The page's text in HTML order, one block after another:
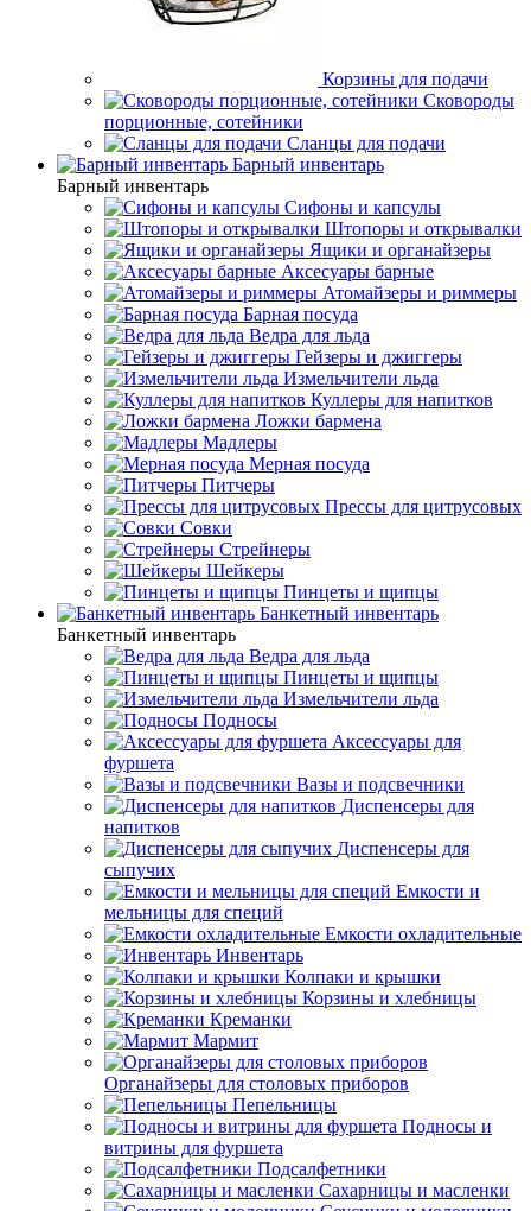
Корзины для подачи
Сковороды
порционные, сотейники
Сланцы для подачи
Барный инвентарь
Барный инвентарь
Сифоны и капсулы
Штопоры и открывалки
Ящики и органайзеры
Аксесуары барные
Атомайзеры и риммеры
Барная посуда
Ведра для льда
Гейзеры и джиггеры
Измельчители льда
Куллеры для напитков
Ложки бармена
Мадлеры
Мерная посуда
Питчеры
Прессы для цитрусовых
Совки
Стрейнеры
Шейкеры
Пинцеты и щипцы
Банкетный инвентарь
Банкетный инвентарь
Ведра для льда
Пинцеты и щипцы
Измельчители льда
Подносы
Аксессуары для
фуршета
Вазы и подсвечники
Диспенсеры для
напитков
Диспенсеры для
сыпучих
Емкости и
мельницы для специй
Емкости охладительные
Инвентарь
Колпаки и крышки
Корзины и хлебницы
Креманки
Мармит
Органайзеры для столовых приборов
Пепельницы
Подносы и
витрины для фуршета
Подсалфетники
Сахарницы и масленки